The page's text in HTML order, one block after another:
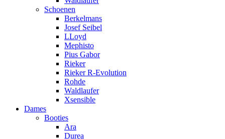
Schoenen
Berkelmans
Josef Seibel
LLoyd
Mephisto
Pius Gabor
Rieker
Rieker R-Evolution
Rohde
Waldlaufer
Xsensible
Dames
Booties
Ara
Durea